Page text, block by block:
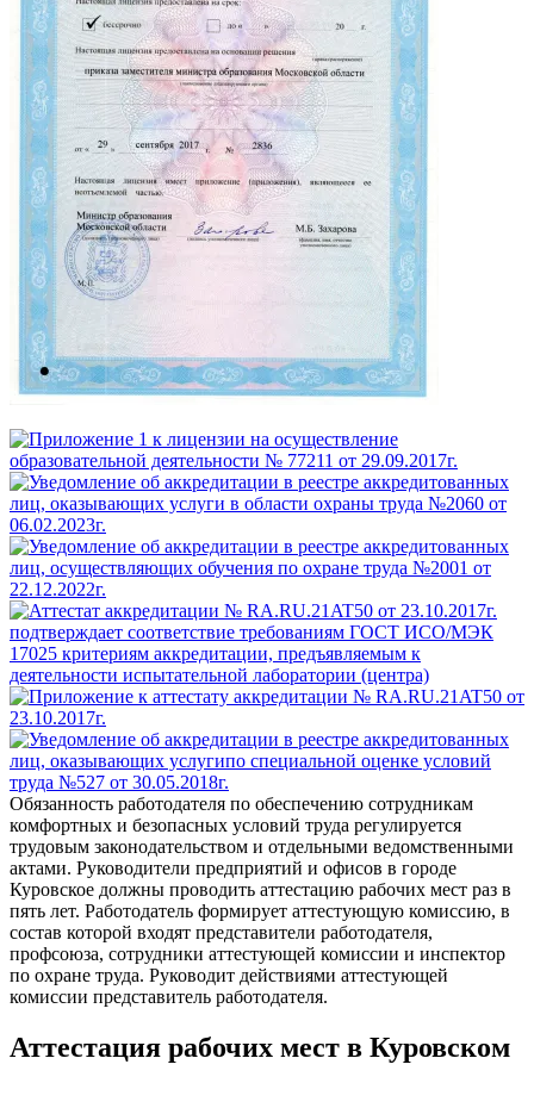
Обязанность работодателя по обеспечению сотрудникам
комфортных и безопасных условий труда регулируется
трудовым законодательством и отдельными ведомственными
актами. Руководители предприятий и офисов в городе
Куровское должны проводить аттестацию рабочих мест раз в
пять лет. Работодатель формирует аттестующую комиссию, в
состав которой входят представители работодателя,
профсоюза, сотрудники аттестующей комиссии и инспектор
по охране труда. Руководит действиями аттестующей
комиссии представитель работодателя.
Аттестация рабочих мест в Куровском